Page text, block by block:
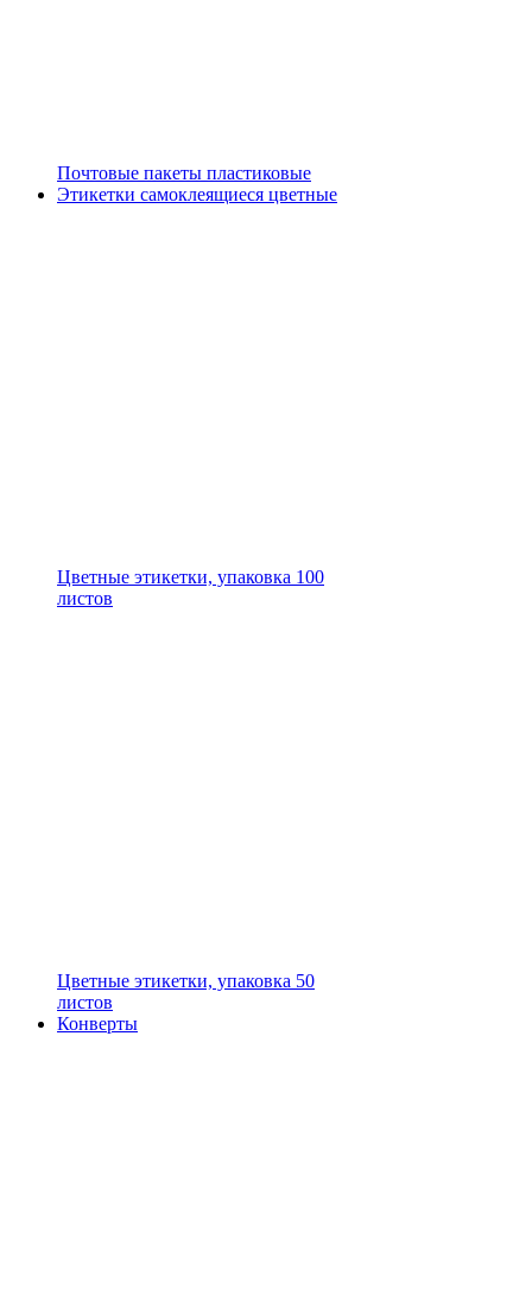
Почтовые пакеты пластиковые
Этикетки самоклеящиеся цветные
Цветные этикетки, упаковка 100
листов
Цветные этикетки, упаковка 50
листов
Конверты